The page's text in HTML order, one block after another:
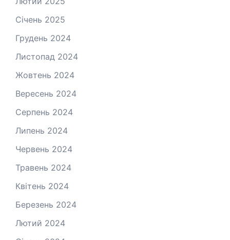
Січень 2025
Грудень 2024
Листопад 2024
Жовтень 2024
Вересень 2024
Серпень 2024
Липень 2024
Червень 2024
Травень 2024
Квітень 2024
Березень 2024
Лютий 2024